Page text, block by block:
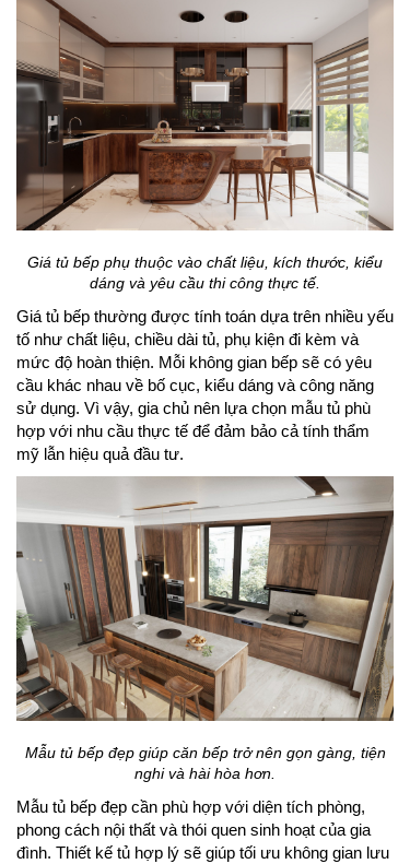
Giá tủ bếp phụ thuộc vào chất liệu, kích thước, kiểu
dáng và yêu cầu thi công thực tế.
Giá tủ bếp thường được tính toán dựa trên nhiều yếu
tố như chất liệu, chiều dài tủ, phụ kiện đi kèm và
mức độ hoàn thiện. Mỗi không gian bếp sẽ có yêu
cầu khác nhau về bố cục, kiểu dáng và công năng
sử dụng. Vì vậy, gia chủ nên lựa chọn mẫu tủ phù
hợp với nhu cầu thực tế để đảm bảo cả tính thẩm
mỹ lẫn hiệu quả đầu tư.
Mẫu tủ bếp đẹp giúp căn bếp trở nên gọn gàng, tiện
nghi và hài hòa hơn.
Mẫu tủ bếp đẹp cần phù hợp với diện tích phòng,
phong cách nội thất và thói quen sinh hoạt của gia
đình. Thiết kế tủ hợp lý sẽ giúp tối ưu không gian lưu